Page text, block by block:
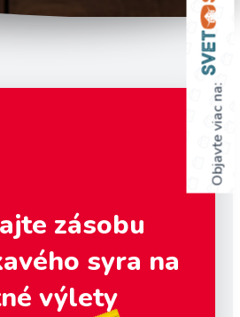
Objavte viac na:
zásobu
syra na
výlety